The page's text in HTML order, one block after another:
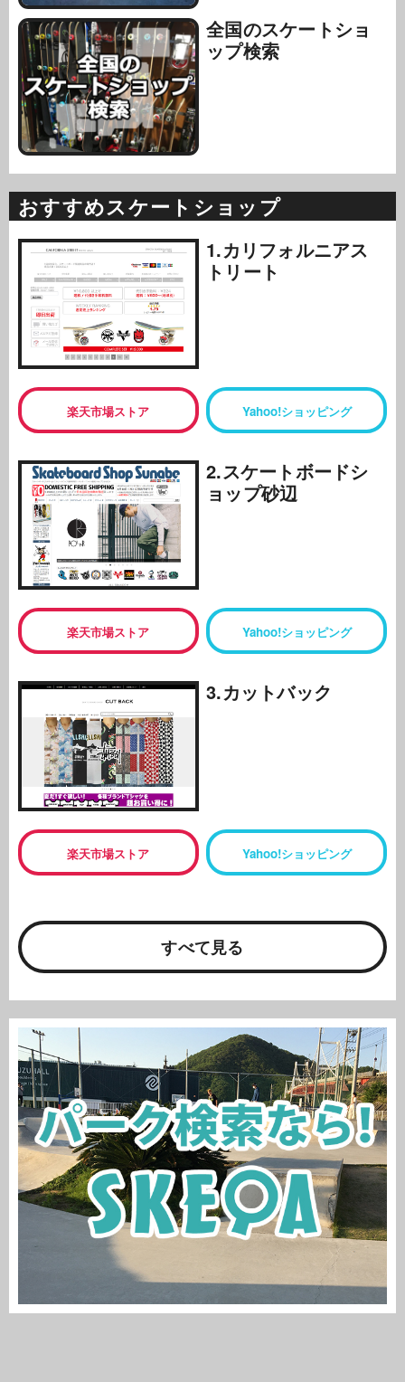
全国のスケートショ
ップ検索
おすすめスケートショップ
1.カリフォルニアス
トリート
楽天市場ストア Yahoo!ショッピング
2.スケートボードシ
ョップ砂辺
楽天市場ストア Yahoo!ショッピング
3.カットバック
楽天市場ストア Yahoo!ショッピング
すべて見る